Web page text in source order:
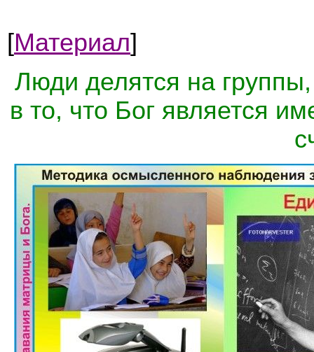
[Материал]
Люди делятся на
в то, что Бог является